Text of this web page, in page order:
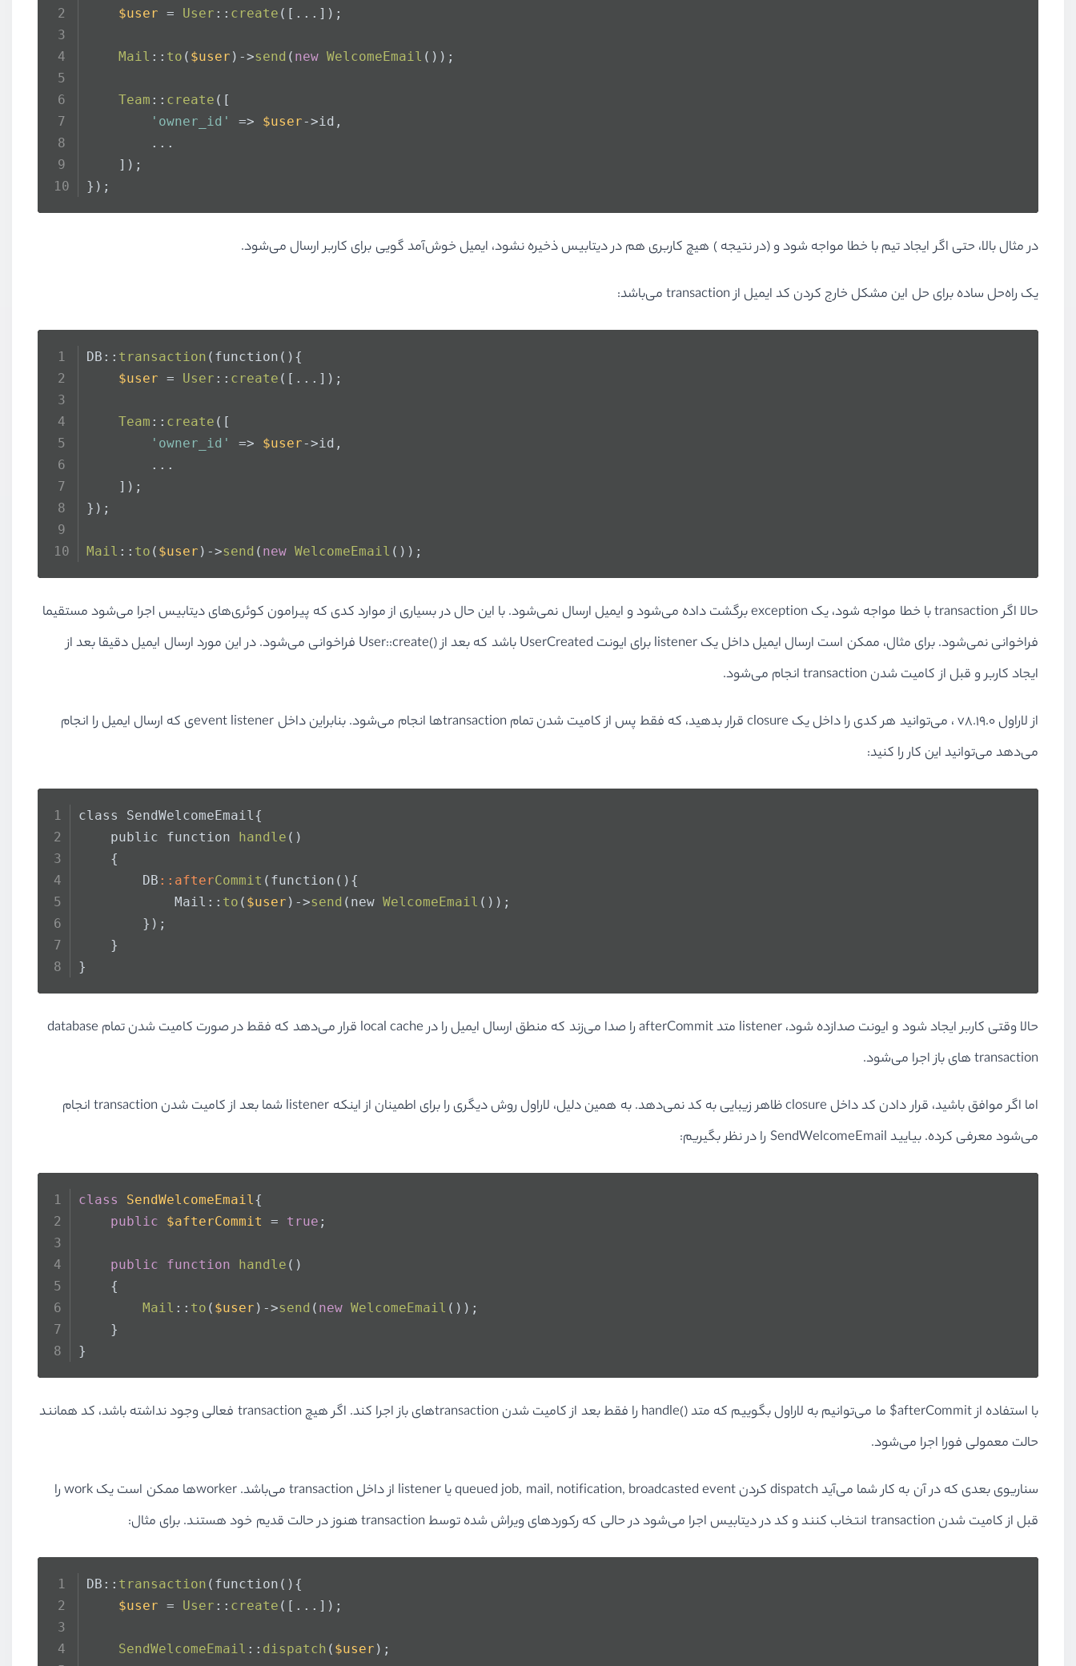
$user = User :: create ([...]);
Mail :: to ( $user )->send ( new WelcomeEmail ());
Team :: create ([
'owner_id'
=> $user->id,
        ...
    ]);
});
در مثال بالا، حتی اگر ایجاد تیم با خطا مواجه شود و (در نتیجه ) هیچ کاربری هم در دیتابیس ذخیره نشود، ایمیل خوش‌آمد گویی برای کاربر ارسال می‌شود.
یک راه‌حل ساده برای حل این مشکل خارج کردن کد ایمیل از transaction می‌باشد:
DB:: transaction (function(){
$user = User :: create ([...]);
Team :: create ([
'owner_id'
=> $user->id,
        ...
    ]);
});
Mail :: to ( $user )->send ( new WelcomeEmail ());
حالا اگر transaction با خطا مواجه شود، یک exception برگشت داده می‌شود و ایمیل ارسال نمی‌شود. با این حال در بسیاری از موارد کدی که پیرامون کوئری‌های دیتابیس اجرا می‌شود مستقیما
فراخوانی نمی‌شود. برای مثال، ممکن است ارسال ایمیل داخل یک listener برای ایونت UserCreated باشد که بعد از ()User::create فراخوانی می‌شود. در این مورد ارسال ایمیل دقیقا بعد از
ایجاد کاربر و قبل از کامیت شدن transaction انجام می‌شود.
از لاراول v8.19.0 ، می‌توانید هر کدی را داخل یک closure قرار بدهید، که فقط پس از کامیت شدن تمام transactionها انجام می‌شود. بنابراین داخل event listenerی که ارسال ایمیل را انجام
می‌دهد می‌توانید این کار را کنید:
class SendWelcomeEmail{
    public function
handle ()
    {
        DB
::afterCommit (function(){
            Mail::
to ( $user )->send (new WelcomeEmail ());
        });
    }
}
حالا وقتی کاربر ایجاد شود و ایونت صدازده شود، listener متد afterCommit را صدا می‌زند که منطق ارسال ایمیل را در local cache قرار می‌دهد که فقط در صورت کامیت شدن تمام database
transaction های باز اجرا می‌شود.
اما اگر موافق باشید، قرار دادن کد داخل closure ظاهر زیبایی به کد نمی‌دهد. به همین دلیل، لاراول روش دیگری را برای اطمینان از اینکه listener شما بعد از کامیت شدن transaction انجام
می‌شود معرفی کرده. بیایید SendWelcomeEmail را در نظر بگیریم:
class SendWelcomeEmail{
public
$afterCommit = true ;
public function handle ( )
    {
Mail :: to ( $user )->send ( new WelcomeEmail ());
    }
}
با استفاده از afterCommit$ ما می‌توانیم به لاراول بگوییم که متد ()handle را فقط بعد از کامیت شدن transactionهای باز اجرا کند. اگر هیچ transaction فعالی وجود نداشته باشد، کد همانند
حالت معمولی فورا اجرا می‌شود.
سناریوی بعدی که در آن به کار شما می‌آید dispatch کردن queued job, mail, notification, broadcasted event یا listener از داخل transaction می‌باشد. workerها ممکن است یک work را
قبل از کامیت شدن transaction انتخاب کنند و کد در دیتابیس اجرا می‌شود در حالی که رکوردهای ویراش شده توسط transaction هنوز در حالت قدیم خود هستند. برای مثال:
DB:: transaction (function(){
$user = User :: create ([...]);
SendWelcomeEmail :: dispatch ( $user );